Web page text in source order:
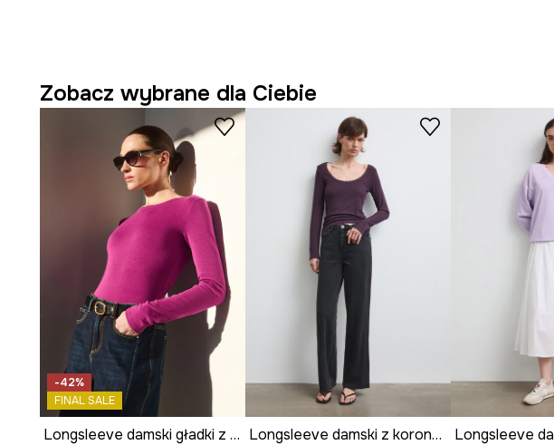
Zobacz wybrane dla Ciebie
-42%
FINAL SALE
Longsleeve damski gładki z modalem
Longsleeve damski z koronkowymi wstawkami